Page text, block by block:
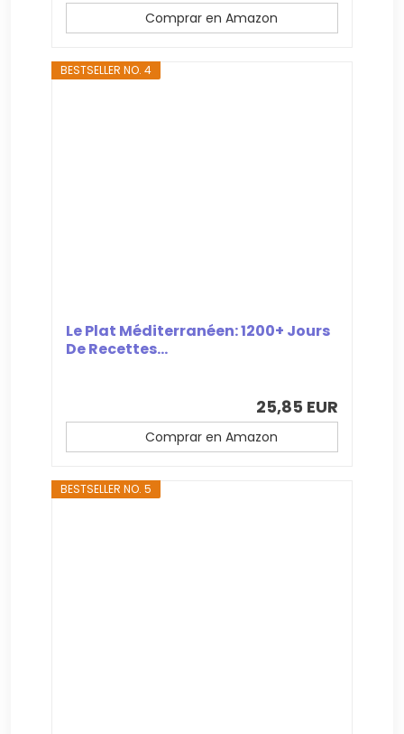
Comprar en Amazon
BESTSELLER NO. 4
Le Plat Méditerranéen: 1200+ Jours
De Recettes...
25,85 EUR
Comprar en Amazon
BESTSELLER NO. 5